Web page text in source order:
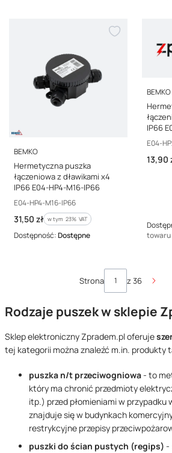
PRODUCENT
BEMKO
Hermetyczna puszka
łączeniowa z dławikami x4
IP66 E04-HP4-M16-IP66
Kod producenta
E04-HP4-M16-IP66
Cena brutto
31,50 zł w tym %s VAT
w tym 23% VAT
Dostępność:Dostępne
BEMKO
IP66
Kod
E04-
Cena
13,90
towaru
Strona z 36
Rodzaje puszek w sklepie
Sklep elektroniczny Zpradem.pl oferuje
tej kategorii można znaleźć m.in. produkty
puszka n/t przeciwogniowa- to
który ma chronić przedmioty
itp.) przed płomieniami w
znajduje się w budynkach
restrykcyjne przepisy
puszki do ścian pustych (regips) -